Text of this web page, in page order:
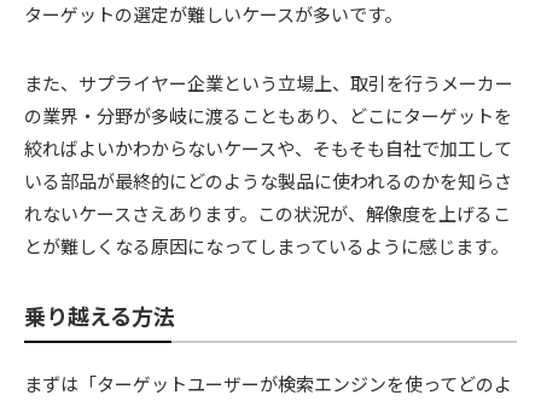
ターゲットの選定が難しいケースが多いです。
また、サプライヤー企業という立場上、取引を行うメーカー
の業界・分野が多岐に渡ることもあり、どこにターゲットを
絞ればよいかわからないケースや、そもそも自社で加工して
いる部品が最終的にどのような製品に使われるのかを知らさ
れないケースさえあります。この状況が、解像度を上げるこ
とが難しくなる原因になってしまっているように感じます。
乗り越える方法
まずは「ターゲットユーザーが検索エンジンを使ってどのよ